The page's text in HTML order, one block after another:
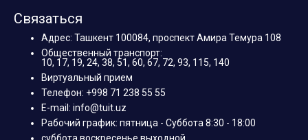
Связаться
Адрес: Ташкент 100084, проспект Амира Темура 108
Общественный транспорт:
10, 17, 19, 24, 38, 51, 60, 67, 72, 93, 115, 140
Виртуальный прием
Телефон: +998 71 238 55 55
E-mail: info@tuit.uz
Рабочий график: пятница - Суббота 8:30 - 18:00
суббота воскресенье выходной